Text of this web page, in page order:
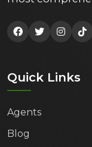
Quick Links
Agents
Blog